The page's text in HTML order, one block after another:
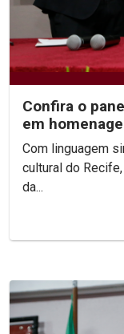
Confira o
em
Fritzen
Com linguagem
cultural do
da...